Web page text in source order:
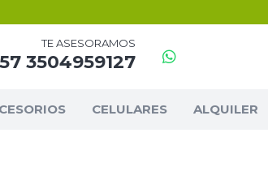
TE ASESORAMOS
3504959127
CELULARES ALQUILER